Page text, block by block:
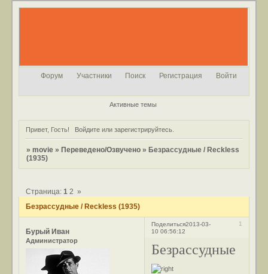
Форум Участники Поиск Регистрация Войти
Активные темы
Привет, Гость! Войдитеили зарегистрируйтесь.
»movie » Переведено/Озвучено » Безрассудные / Reckless
(1935)
Безрассудные / Reckless (1935)
Страница:1 2 »
Поделиться 1
2013-03-
10 06:56:12
Бурый Иван
Администратор Безрассудные